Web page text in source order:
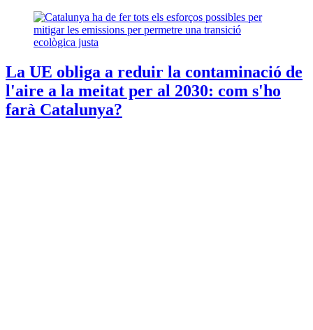
La UE obliga a reduir la contaminació de
l'aire a la meitat per al 2030: com s'ho
farà Catalunya?